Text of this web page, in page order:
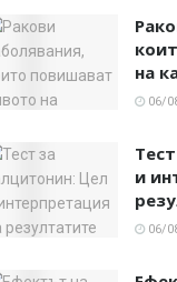
на
06/
и
06/